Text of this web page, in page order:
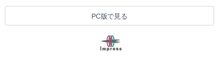
PC版で見る